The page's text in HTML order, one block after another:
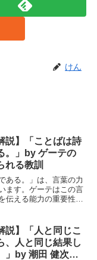
けん
説】「ことばは詩
。」by ゲーテの
れる教訓
ある。」は、言葉の力
ます。ゲーテはこの言
える能力の重要性を
説】「人と同じこ
、人と同じ結果し
」by 潮田 健次郎